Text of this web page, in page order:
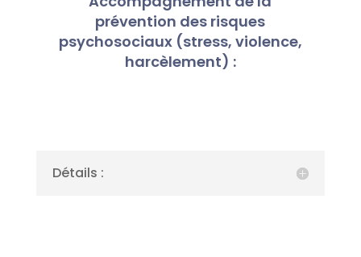
prévention des risques
psychosociaux (stress, violence,
harcèlement) :
Détails :